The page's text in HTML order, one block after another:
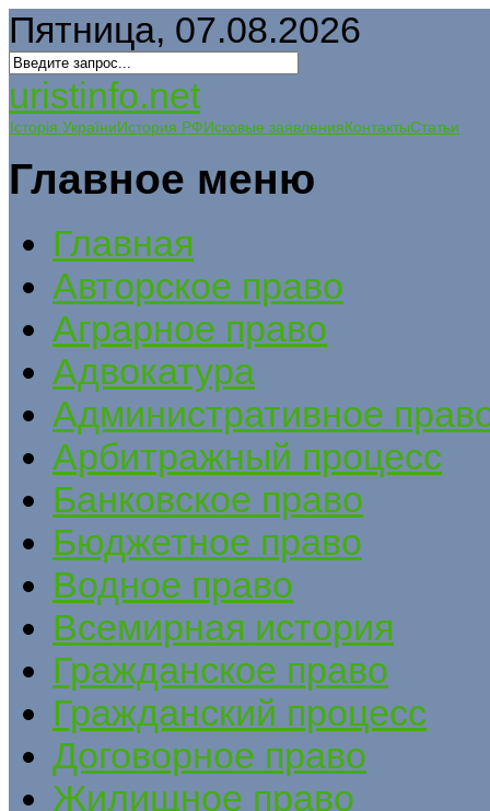
Пятница, 07.08.2026
uristinfo.net
Історія УкраїниИстория РФИсковые заявленияКонтактыСтатьи
Главное меню
Главная
Авторское право
Аграрное право
Адвокатура
Административное
Арбитражный процесс
Банковское право
Бюджетное право
Водное право
Всемирная история
Гражданское право
Гражданский процесс
Договорное право
Жилищное право